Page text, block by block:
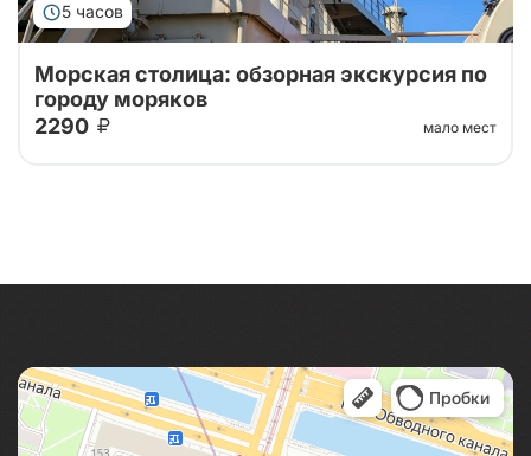
5 часов
Морская столица: обзорная экскурсия по
городу моряков
2290
мало мест